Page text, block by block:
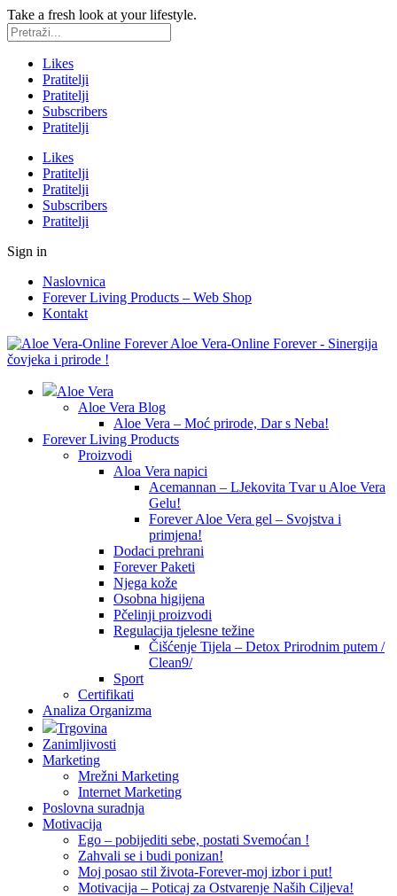
Take a fresh look at your lifestyle.
Likes
Pratitelji
Pratitelji
Subscribers
Pratitelji
Likes
Pratitelji
Pratitelji
Subscribers
Pratitelji
Sign in
Naslovnica
Forever Living Products – Web Shop
Kontakt
Aloe Vera-Online Forever - Sinergija
čovjeka i prirode !
Aloe Vera
Aloe Vera Blog
Aloe Vera – Moć prirode, Dar s Neba!
Forever Living Products
Proizvodi
Aloa Vera napici
Acemannan – LJekovita Tvar u Aloe Vera
Gelu!
Forever Aloe Vera gel – Svojstva i
primjena!
Dodaci prehrani
Forever Paketi
Njega kože
Osobna higijena
Pčelinji proizvodi
Regulacija tjelesne težine
Čišćenje Tijela – Detox Prirodnim putem /
Clean9/
Sport
Certifikati
Analiza Organizma
Trgovina
Zanimljivosti
Marketing
Mrežni Marketing
Internet Marketing
Poslovna suradnja
Motivacija
Ego – pobijediti sebe, postati Svemoćan !
Zahvali se i budi ponizan!
Moj posao stil života-Forever-moj izbor i put!
Motivacija – Poticaj za Ostvarenje Naših Ciljeva!